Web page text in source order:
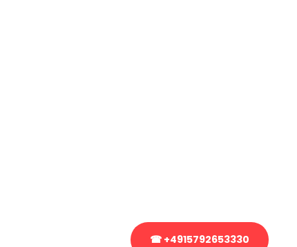
☎ +4915792653330